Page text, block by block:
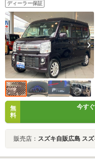
ディーラー保証
無
料
今す
販売店： スズキ自販広島 ス